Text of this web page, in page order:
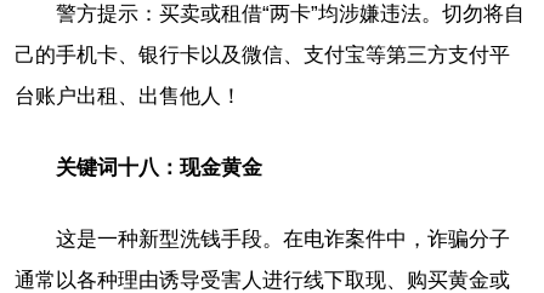
警方提示：买卖或租借“两卡”均涉嫌违法。切勿将自
己的手机卡、银行卡以及微信、支付宝等第三方支付平
台账户出租、出售他人！
关键词十八：现金黄金
这是一种新型洗钱手段。在电诈案件中，诈骗分子
通常以各种理由诱导受害人进行线下取现、购买黄金或